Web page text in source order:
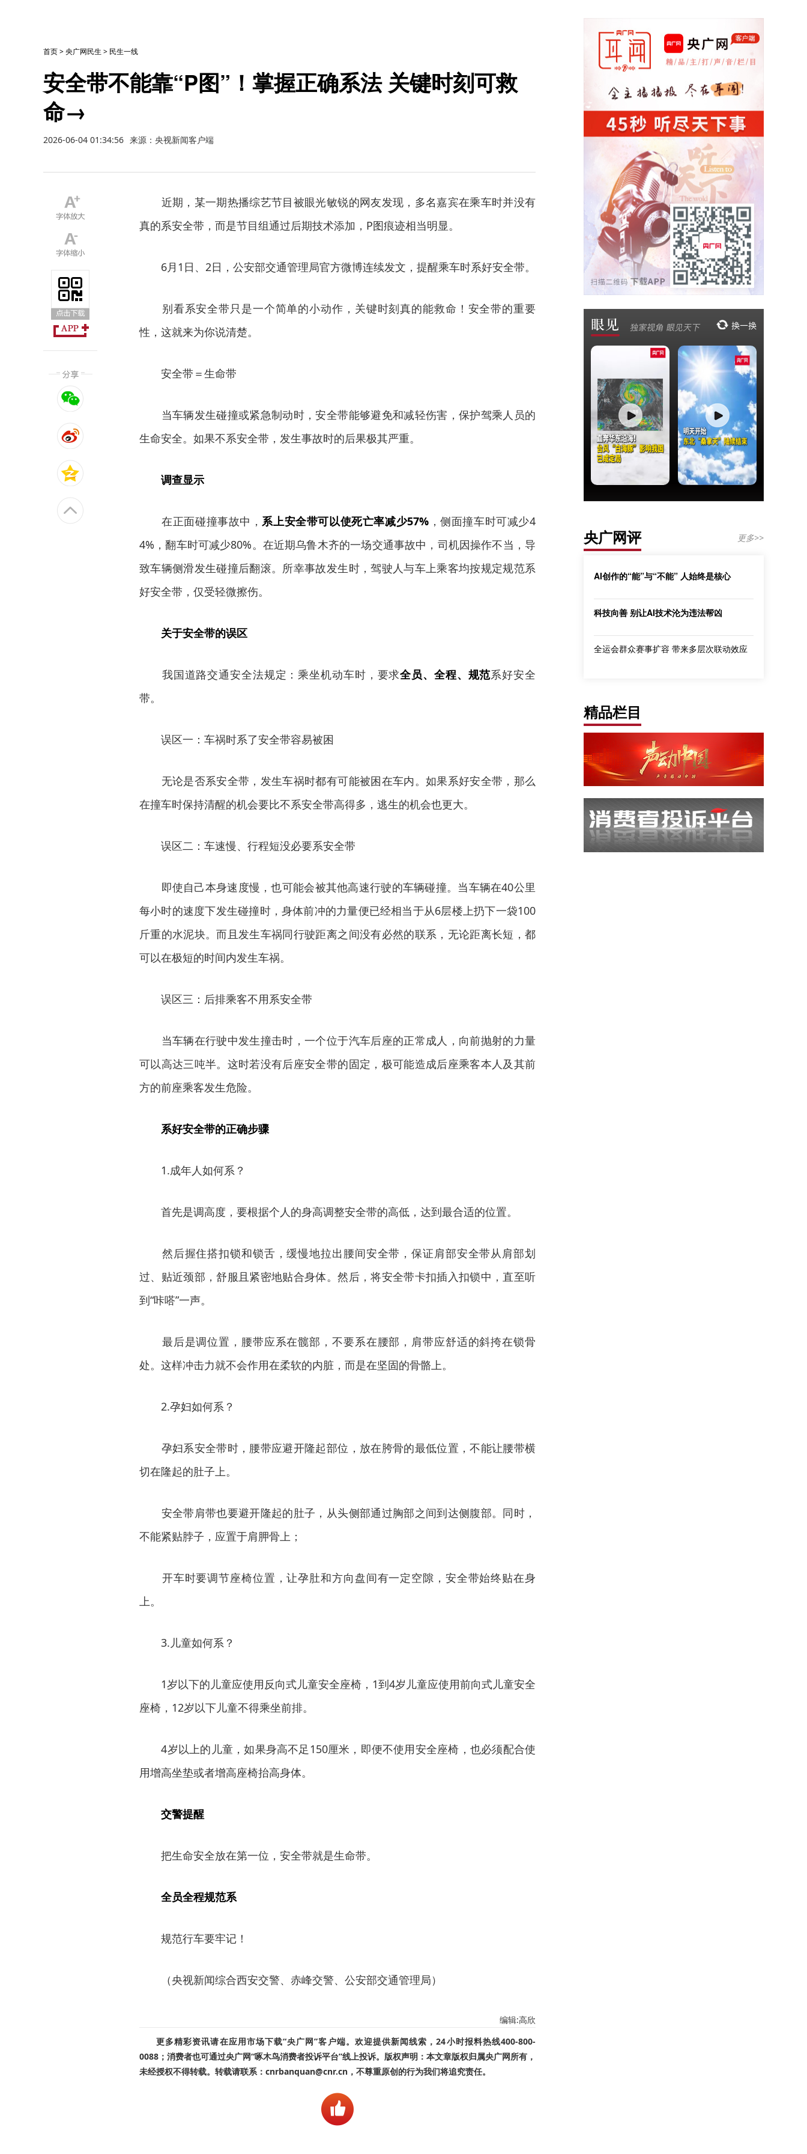
首页>央广网民生 > 民生一线
安全带不能靠“P图”！掌握正确系法 关键时刻可救
命→
2026-06-04 01:34:56 来源：央视新闻客户端
近期，某一期热播综艺节目被眼光敏锐的网友发现，多名嘉宾在乘车时并没有
真的系安全带，而是节目组通过后期技术添加，P图痕迹相当明显。
6月1日、2日，公安部交通管理局官方微博连续发文，提醒乘车时系好安全带。
别看系安全带只是一个简单的小动作，关键时刻真的能救命！安全带的重要
性，这就来为你说清楚。
安全带＝生命带
当车辆发生碰撞或紧急制动时，安全带能够避免和减轻伤害，保护驾乘人员的
生命安全。如果不系安全带，发生事故时的后果极其严重。
调查显示
在正面碰撞事故中，系上安全带可以使死亡率减少57% ，侧面撞车时可减少4
4%，翻车时可减少80%。在近期乌鲁木齐的一场交通事故中，司机因操作不当，导
致车辆侧滑发生碰撞后翻滚。所幸事故发生时，驾驶人与车上乘客均按规定规范系
好安全带，仅受轻微擦伤。
关于安全带的误区
我国道路交通安全法规定：乘坐机动车时，要求全员、全程、规范系好安全
带。
误区一：车祸时系了安全带容易被困
无论是否系安全带，发生车祸时都有可能被困在车内。如果系好安全带，那么
在撞车时保持清醒的机会要比不系安全带高得多，逃生的机会也更大。
误区二：车速慢、行程短没必要系安全带
即使自己本身速度慢，也可能会被其他高速行驶的车辆碰撞。当车辆在40公里
每小时的速度下发生碰撞时，身体前冲的力量便已经相当于从6层楼上扔下一袋100
斤重的水泥块。而且发生车祸同行驶距离之间没有必然的联系，无论距离长短，都
可以在极短的时间内发生车祸。
误区三：后排乘客不用系安全带
当车辆在行驶中发生撞击时，一个位于汽车后座的正常成人，向前抛射的力量
可以高达三吨半。这时若没有后座安全带的固定，极可能造成后座乘客本人及其前
方的前座乘客发生危险。
系好安全带的正确步骤
1.成年人如何系？
首先是调高度，要根据个人的身高调整安全带的高低，达到最合适的位置。
然后握住搭扣锁和锁舌，缓慢地拉出腰间安全带，保证肩部安全带从肩部划
过、贴近颈部，舒服且紧密地贴合身体。然后，将安全带卡扣插入扣锁中，直至听
到“咔嗒”一声。
最后是调位置，腰带应系在髋部，不要系在腰部，肩带应舒适的斜挎在锁骨
处。这样冲击力就不会作用在柔软的内脏，而是在坚固的骨骼上。
2.孕妇如何系？
孕妇系安全带时，腰带应避开隆起部位，放在胯骨的最低位置，不能让腰带横
切在隆起的肚子上。
安全带肩带也要避开隆起的肚子，从头侧部通过胸部之间到达侧腹部。同时，
不能紧贴脖子，应置于肩胛骨上；
开车时要调节座椅位置，让孕肚和方向盘间有一定空隙，安全带始终贴在身
上。
3.儿童如何系？
1岁以下的儿童应使用反向式儿童安全座椅，1到4岁儿童应使用前向式儿童安全
座椅，12岁以下儿童不得乘坐前排。
4岁以上的儿童，如果身高不足150厘米，即便不使用安全座椅，也必须配合使
用增高坐垫或者增高座椅抬高身体。
交警提醒
把生命安全放在第一位，安全带就是生命带。
全员全程规范系
规范行车要牢记！
（央视新闻综合西安交警、赤峰交警、公安部交通管理局）
编辑:高欣
更多精彩资讯请在应用市场下载“央广网”客户端。欢迎提供新闻线索，24小时报料热线400-800-
0088；消费者也可通过央广网“啄木鸟消费者投诉平台”线上投诉。版权声明：本文章版权归属央广网所有，
未经授权不得转载。转载请联系：cnrbanquan@cnr.cn，不尊重原创的行为我们将追究责任。
央广网评 更多>>
AI创作的“能”与“不能” 人始终是核心
科技向善 别让AI技术沦为违法帮凶
全运会群众赛事扩容 带来多层次联动效应
精品栏目